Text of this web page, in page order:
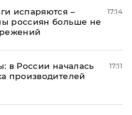
испаряются –
россиян больше не
17:14
в России началась
производителей
17:11